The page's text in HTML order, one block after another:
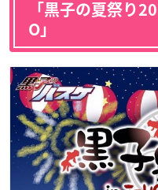
「黒子の夏祭り
O」